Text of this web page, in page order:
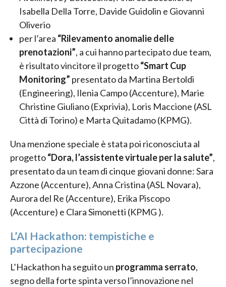
Isabella Della Torre, Davide Guidolin e Giovanni
Oliverio
per l’area “Rilevamento anomalie delle
prenotazioni”, a cui hanno partecipato due team,
è risultato vincitore il progetto“Smart Cup
Monitoring” presentato da Martina Bertoldi
(Engineering), Ilenia Campo (Accenture), Marie
Christine Giuliano (Exprivia), Loris Maccione (ASL
Città di Torino) e Marta Quitadamo (KPMG).
Una menzione speciale è stata poi riconosciuta al
progetto“Dora, l’assistente virtuale per la salute”,
presentato da un team di cinque giovani donne: Sara
Azzone (Accenture), Anna Cristina (ASL Novara),
Aurora del Re (Accenture), Erika Piscopo
(Accenture) e Clara Simonetti (KPMG ).
L’AI Hackathon: tempistiche e
partecipazione
L’Hackathon ha seguito un programma serrato,
segno della forte spinta verso l’innovazione nel